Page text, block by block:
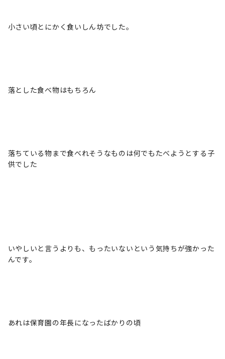
小さい頃とにかく食いしん坊でした。
落とした食べ物はもちろん
落ちている物まで食べれそうなものは何でもたべようとする子
供でした
いやしいと言うよりも、もったいないという気持ちが強かった
んです。
あれは保育園の年長になったばかりの頃